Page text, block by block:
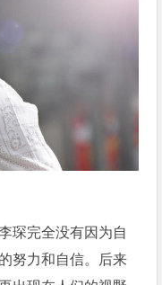
琛完全没有因为自
努力和自信。后来